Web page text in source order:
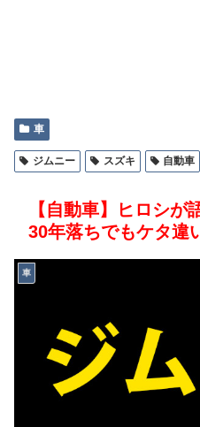
車
ジムニー スズキ 自動車
【自動車】ヒロシが
30年落ちでもケタ違
車